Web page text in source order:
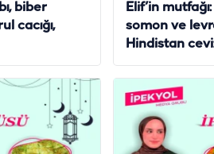
biber
cacığı,
Elif’in
somon ve
Hindistan